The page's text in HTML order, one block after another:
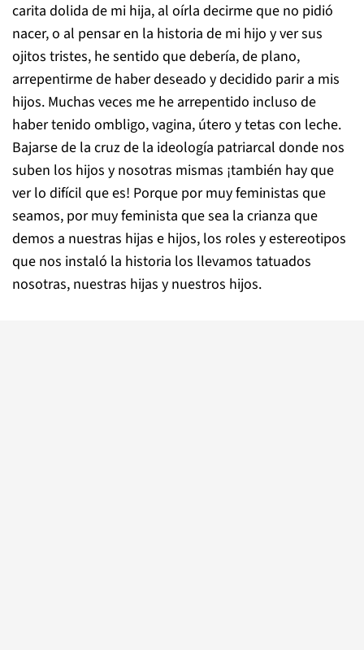
carita dolida de mi hija, al oírla decirme que no pidió
nacer, o al pensar en la historia de mi hijo y ver sus
ojitos tristes, he sentido que debería, de plano,
arrepentirme de haber deseado y decidido parir a mis
hijos. Muchas veces me he arrepentido incluso de
haber tenido ombligo, vagina, útero y tetas con leche.
Bajarse de la cruz de la ideología patriarcal donde nos
suben los hijos y nosotras mismas ¡también hay que
ver lo difícil que es! Porque por muy feministas que
seamos, por muy feminista que sea la crianza que
demos a nuestras hijas e hijos, los roles y estereotipos
que nos instaló la historia los llevamos tatuados
nosotras, nuestras hijas y nuestros hijos.